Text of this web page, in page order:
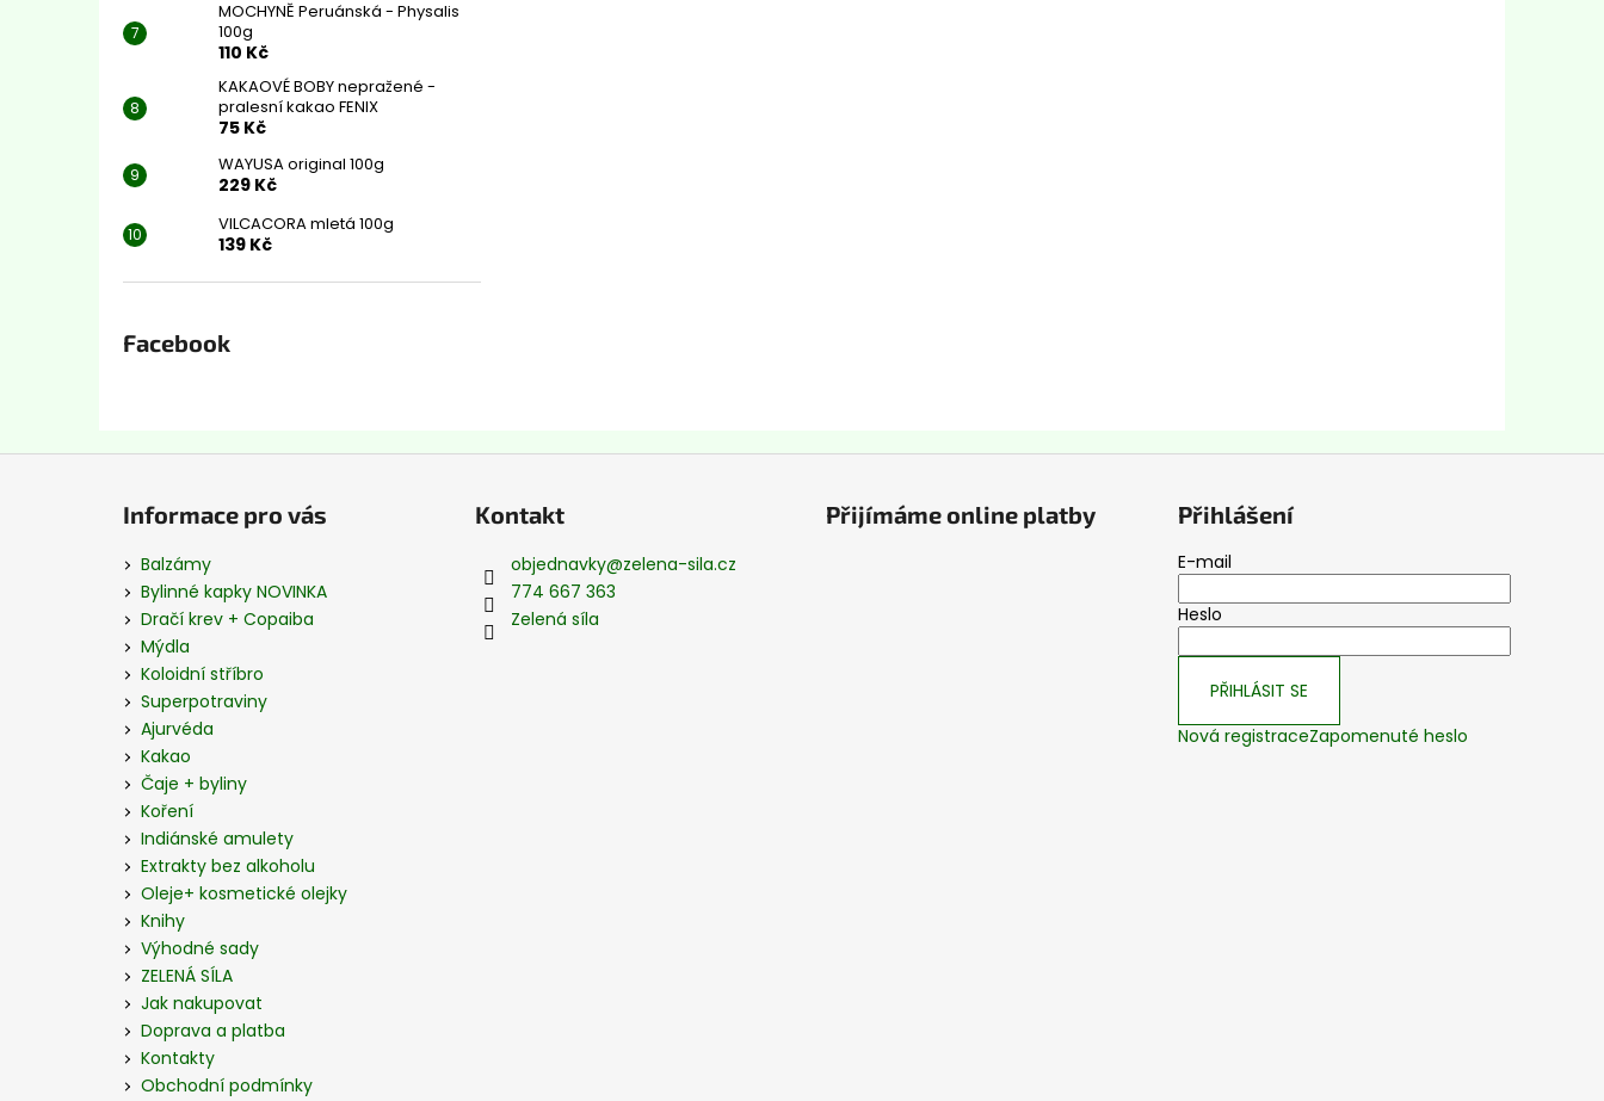
MOCHYNĚ Peruánská - Physalis
100g
110 Kč
KAKAOVÉ BOBY nepražené -
pralesní kakao FENIX
75 Kč
WAYUSA original 100g
229 Kč
VILCACORA mletá 100g
139 Kč
Facebook
Informace pro vás
Balzámy
Bylinné kapky NOVINKA
Dračí krev + Copaiba
Mýdla
Koloidní stříbro
Superpotraviny
Ajurvéda
Kakao
Čaje + byliny
Koření
Indiánské amulety
Extrakty bez alkoholu
Oleje+ kosmetické olejky
Knihy
Výhodné sady
ZELENÁ SÍLA
Jak nakupovat
Doprava a platba
Kontakty
Obchodní podmínky
Kontakt
objednavky@zelena-sila.cz
774 667 363
Zelená síla
Přijímáme online platby Přihlášení
E-mail
Heslo
PŘIHLÁSIT SE
Nová registraceZapomenuté heslo